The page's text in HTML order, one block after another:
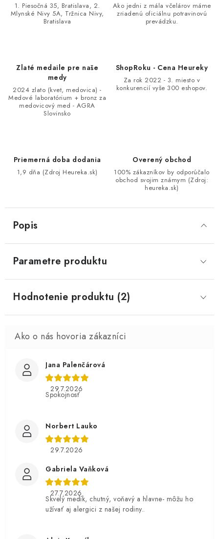
1. Piesočná 35, Bratislava, 2.
Mlynské Nivy 5A, Tržnica Nivy,
Bratislava
Ako jedni z mála včelárov máme
zriadenú oficiálnu potravinovú
prevádzku.
Zlaté medaile pre naše
medy
2024 zlato (kvet, medovica) -
Medové laboratórium + bronz za
medovicový med - AGRA
Slovinsko
ShopRoku - Cena Heureky
Za rok 2022 - 3. miesto v
konkurencií vyše 300 eshopov.
Priemerná doba dodania
1,9 dňa (Zdroj Heureka.sk)
Overený obchod
100% zákazníkov by odporúčalo
obchod svojim známym (Zdroj:
heureka.sk)
Popis
Parametre produktu
Hodnotenie produktu (2)
Jana Palenčárová
29.7.2026
Spokojnosť
Norbert Lauko
29.7.2026
Gabriela Vaňková
27.7.2026
Skvelý medík, chutný, voňavý a hlavne- môžu ho
užívať aj alergici z našej rodiny..